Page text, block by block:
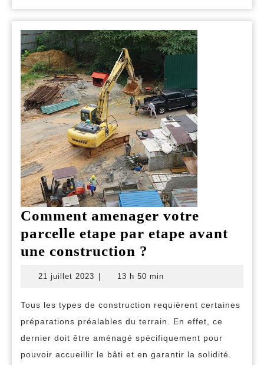
guide
complet
des
bonnes
pratiques
Comment amenager votre
parcelle etape par etape avant
une construction ?
parcelle
etape
par
etape
21 juillet 2023 21
| 13 h 50 min
Tous les types de construction requièrent certaines
préparations préalables du terrain. En effet, ce
dernier doit être aménagé spécifiquement pour
pouvoir accueillir le bâti et en garantir la solidité.